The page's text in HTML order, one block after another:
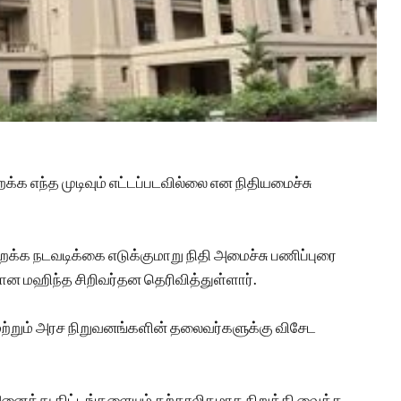
முடிவும் எட்டப்படவில்லை என நிதியமைச்சு
எடுக்குமாறு நிதி அமைச்சு பணிப்புரை
மஹிந்த சிறிவர்தன தெரிவித்துள்ளார்.
அரச நிறுவனங்களின் தலைவர்களுக்கு விசேட